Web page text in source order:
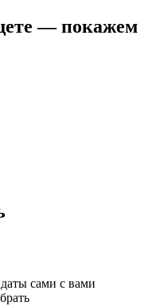
— покажем
сами с вами